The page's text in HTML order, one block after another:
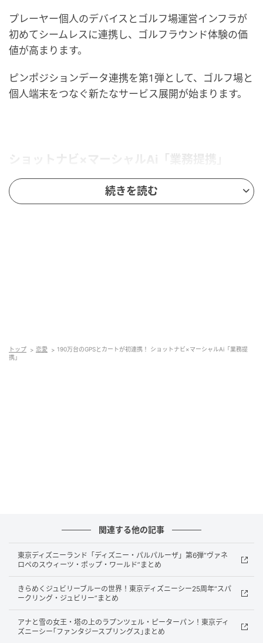
プレーヤー個人のデバイスとゴルフ場運営インフラが
初めてシームレスに連携し、ゴルフラウンド体験の価
値が高まります。
ピンポジションデータ連携を第1弾として、ゴルフ場と
個人端末をつなぐ新たなサービス展開が始まります。
ショットナビ×マーシャルAi「業務提携」
たな市場価値の創出
ンドスタイルが広く定着しています。
ショットナビは2008年のサービス開始以来、国内GPS
距離計測器のパイオニアとして多彩なモデルを展開
し、2025年には累計販売台数190万台を突破していま
す。
マーシャルAiはゴルフ場運営を支えるカートナビイン
続きを読む
トップ 恋愛
190万台のGPSとカートが初連携！ ショットナビ×マーシャルAi「業務提
携」
関連する他の記事
東京ディズニーランド「ディズニー・パルパルーザ」第6弾“ヴァネ
ロペのスウィーツ・ポップ・ワールド”まとめ
きらめくジュビリーブルーの世界！東京ディズニーシー25周年“スパ
ークリング・ジュビリー”まとめ
アナと雪の女王・塔の上のラプンツェル・ピーターパン！東京ディ
ズニーシー｢ファンタジースプリングス｣まとめ